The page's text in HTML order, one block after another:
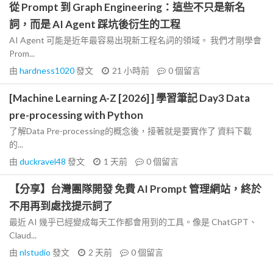
從 Prompt 到 Graph Engineering：這些不只是新名
詞，而是 AI Agent 踩坑後衍生的工程
AI Agent 可能是近年最容易出現新工程名詞的領域。 我們才剛學會
Prom...
由 hardness1020發文 21 小時前 0個留言
[Machine Learning A-Z [2026] ] 學習筆記 Day3 Data
pre-processing with Python
了解Data Pre-processing的概念後，接著就是要實作了 資料下載
的...
由 duckravel48 發文 1 天前 0個留言
【分享】台灣團隊開發 免費 AI Prompt 管理網站，終於
不用再到處找提示詞了
最近 AI 幾乎已經變成每天工作都會用到的工具。像是 ChatGPT、
Claud...
由 nlstudio 發文 2 天前 0個留言